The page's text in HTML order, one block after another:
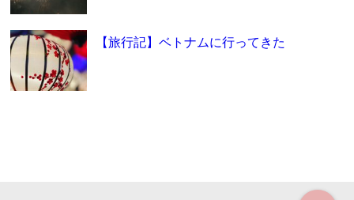
【旅行記】ベトナムに行ってきた